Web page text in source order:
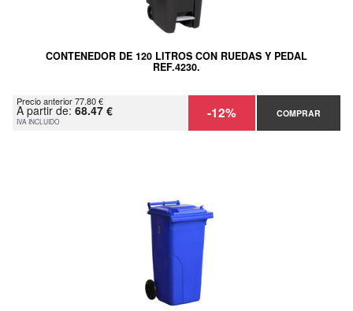
CONTENEDOR DE 120 LITROS CON RUEDAS Y PEDAL
REF.4230.
Precio anterior 77.80 €
A partir de: 68.47 €
IVA INCLUIDO -12% COMPRAR